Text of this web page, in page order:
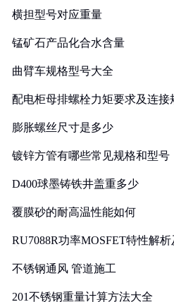
横担型号对应重量
锰矿石产品化合水含量
曲臂车规格型号大全
配电柜母排螺栓力矩要求及连接
膨胀螺丝尺寸是多少
镀锌方管有哪些常见规格和型号
D400球墨铸铁井盖重多少
覆膜砂的耐高温性能如何
RU7088R功率MOSFET特性解
不锈钢通风 管道施工
201不锈钢重量计算方法大全